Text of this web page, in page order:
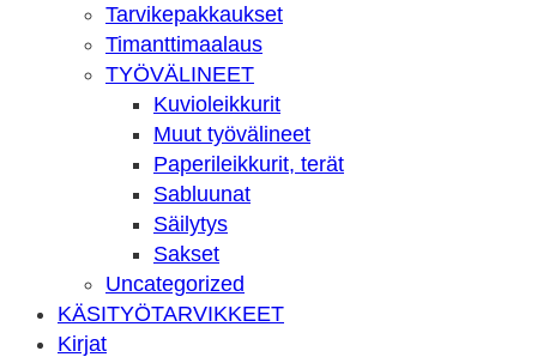
Tarvikepakkaukset
Timanttimaalaus
TYÖVÄLINEET
Kuvioleikkurit
Muut työvälineet
Paperileikkurit, terät
Sabluunat
Säilytys
Sakset
Uncategorized
KÄSITYÖ­TARVIKKEET
Kirjat